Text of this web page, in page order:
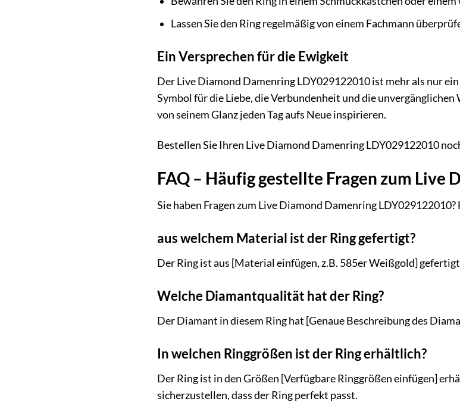
Lassen Sie den Ring regelmäßig von einem Fachmann
Ein Versprechen für die Ewigkeit
Der Live Diamond Damenring LDY029122010 ist mehr als nur
Symbol für die Liebe, die Verbundenheit und die unvergänglichen
von seinem Glanz jeden Tag aufs Neue inspirieren.
Bestellen Sie Ihren Live Diamond Damenring LDY029122010
FAQ – Häufig gestellte Fragen zum
Sie haben Fragen zum Live Diamond Damenring
aus welchem Material ist der Ring gefertigt?
Der Ring ist aus [Material einfügen, z.B. 585er Weißgold]
Welche Diamantqualität hat der Ring?
Der Diamant in diesem Ring hat [Genaue Beschreibung des
In welchen Ringgrößen ist der Ring erhältlich?
Der Ring ist in den Größen [Verfügbare Ringgrößen einfügen]
sicherzustellen, dass der Ring perfekt passt.